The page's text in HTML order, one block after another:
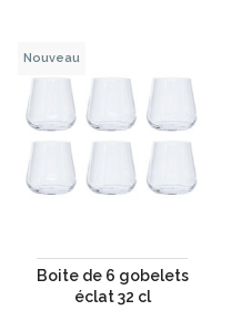
Boite de 6 gobelets
éclat 32 cl
Nouveau